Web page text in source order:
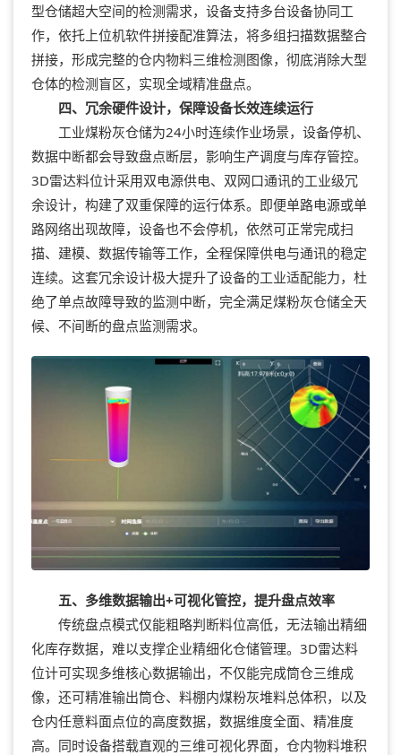
型仓储超大空间的检测需求，设备支持多台设备协同工
作，依托上位机软件拼接配准算法，将多组扫描数据整合
拼接，形成完整的仓内物料三维检测图像，彻底消除大型
仓体的检测盲区，实现全域精准盘点。
四、冗余硬件设计，保障设备长效连续运行
工业煤粉灰仓储为24小时连续作业场景，设备停机、
数据中断都会导致盘点断层，影响生产调度与库存管控。
3D雷达料位计采用双电源供电、双网口通讯的工业级冗
余设计，构建了双重保障的运行体系。即便单路电源或单
路网络出现故障，设备也不会停机，依然可正常完成扫
描、建模、数据传输等工作，全程保障供电与通讯的稳定
连续。这套冗余设计极大提升了设备的工业适配能力，杜
绝了单点故障导致的监测中断，完全满足煤粉灰仓储全天
候、不间断的盘点监测需求。
五、多维数据输出+可视化管控，提升盘点效率
传统盘点模式仅能粗略判断料位高低，无法输出精细
化库存数据，难以支撑企业精细化仓储管理。3D雷达料
位计可实现多维核心数据输出，不仅能完成筒仓三维成
像，还可精准输出筒仓、料棚内煤粉灰堆料总体积，以及
仓内任意料面点位的高度数据，数据维度全面、精准度
高。同时设备搭载直观的三维可视化界面，仓内物料堆积